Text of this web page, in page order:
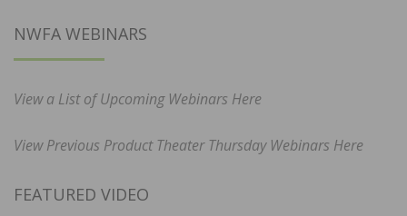
NWFA WEBINARS
View a List of Upcoming Webinars Here
View Previous Product Theater Thursday Webinars Here
FEATURED VIDEO